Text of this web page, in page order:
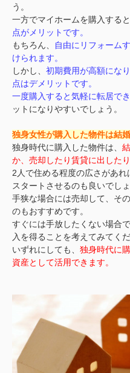
う。
一方でマイホームを購入すると
点がメリットです。
もちろん、
自由にリフォーム
けられます。
しかし、 初期費用が高額にな
点はデメリットです。
一度購入すると気軽に転居で
ットになりやすいでしょう。
独身女性が購入した物件は結
独身時代に購入した物件は、
か、売却したり賃貸に出した
2人で住める程度の広さがあ
スタートさせるのも良いでしょ
手狭な場合には売却して、そ
のもおすすめです。
すぐには手放したくない場合
入を得ることを考えてみてくだ
いずれにしても、 独身時代に
資産として活用できます。